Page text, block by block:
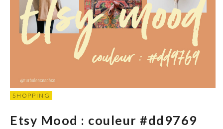
SHOPPING
Etsy Mood : couleur #dd9769